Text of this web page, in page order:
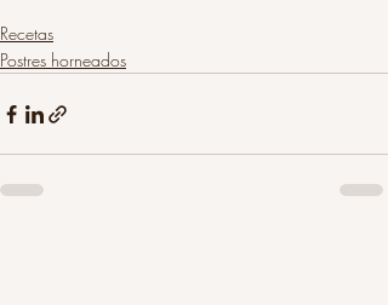
Recetas
Postres horneados